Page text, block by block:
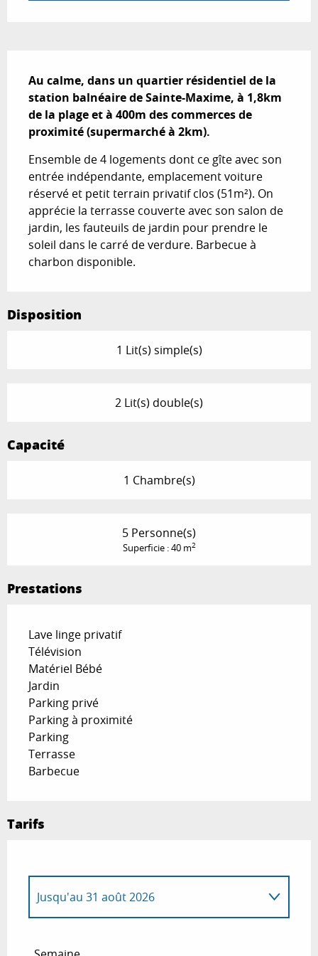
Au calme, dans un quartier résidentiel de la
station balnéaire de Sainte-Maxime, à 1,8km
de la plage et à 400m des commerces de
proximité (supermarché à 2km).
Ensemble de 4 logements dont ce gîte avec son
entrée indépendante, emplacement voiture
réservé et petit terrain privatif clos (51m²). On
apprécie la terrasse couverte avec son salon de
jardin, les fauteuils de jardin pour prendre le
soleil dans le carré de verdure. Barbecue à
charbon disponible.
Disposition
1 Lit(s) simple(s)
2 Lit(s) double(s)
Capacité
1 Chambre(s)
5 Personne(s)
Superficie : 40 m2
Prestations
Lave linge privatif
Télévision
Matériel Bébé
Jardin
Parking privé
Parking à proximité
Parking
Terrasse
Barbecue
Tarifs
Jusqu'au 31 août 2026